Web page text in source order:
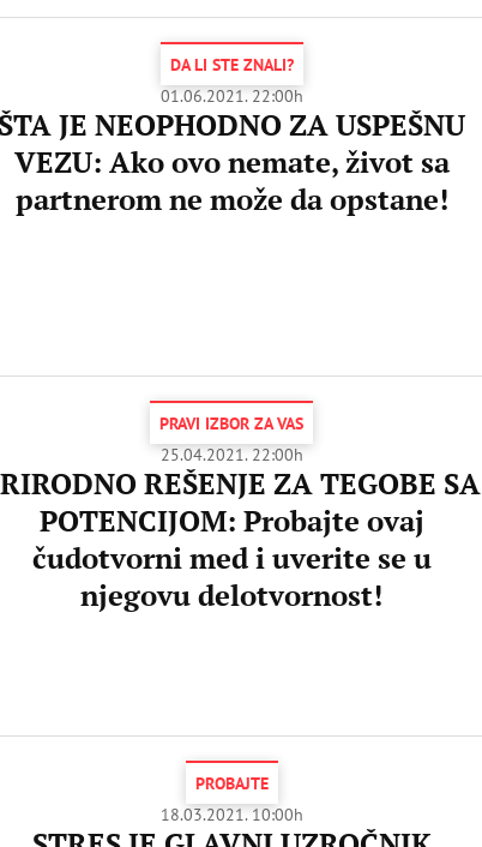
DA LI STE ZNALI?
01.06.2021. 22:00h
JE NEOPHODNO ZA USPEŠNU
VEZU: Ako ovo nemate, život sa
partnerom ne može da opstane!
PRAVI IZBOR ZA VAS
25.04.2021. 22:00h
REŠENJE ZA TEGOBE SA
POTENCIJOM: Probajte ovaj
čudotvorni med i uverite se u
njegovu delotvornost!
PROBAJTE
18.03.2021. 10:00h